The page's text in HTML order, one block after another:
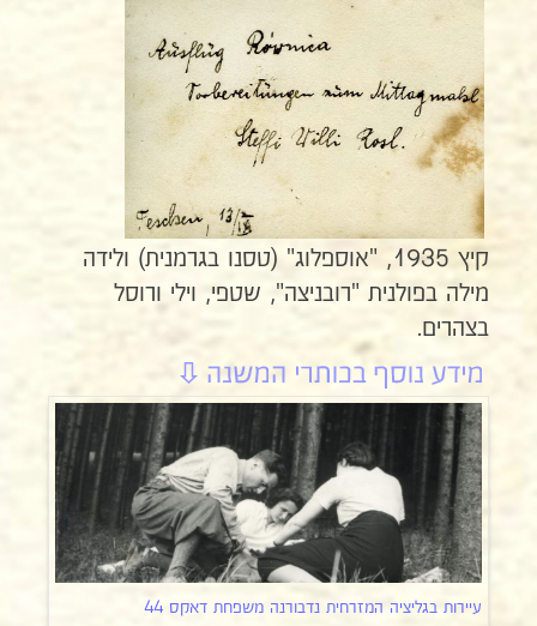
קיץ 1935, "אוספלוג" (טסנו בגרמנית) ולידה
מילה בפולנית "רובניצה", שטפי, וילי ורוסל
בצהרים.
עיירות בגליציה המזרחית נדבורנה משפחת דאקס 44